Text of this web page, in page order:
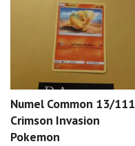
Numel Common 13/111
Crimson Invasion
Pokemon